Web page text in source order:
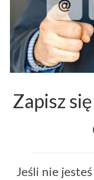
Zapisz
Jeśli nie